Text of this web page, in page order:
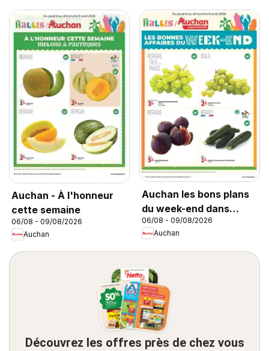
Auchan - À l'honneur
cette semaine
06/08 - 09/08/2026
Auchan
Auchan les bons plans
du week-end dans
votre super
06/08 - 09/08/2026
Auchan
Découvrez les offres près de chez vous